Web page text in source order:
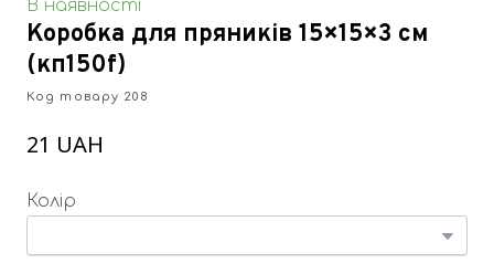
В наявності
Коробка для пряників 15×15×3 см
(кп150f)
Код товару 208
21 UAH
Колір